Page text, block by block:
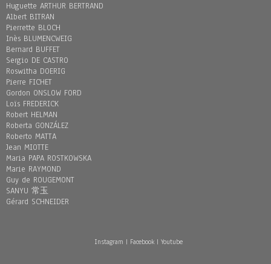
Huguette ARTHUR BERTRAND
Albert BITRAN
Pierrette BLOCH
Inès BLUMENCWEIG
Bernard BUFFET
Sergio DE CASTRO
Roswitha DOERIG
Pierre FICHET
Gordon ONSLOW FORD
Loïs FREDERICK
Robert HELMAN
Roberta GONZÁLEZ
Roberto MATTA
Jean MIOTTE
Maria PAPA ROSTKOWSKA
Marie RAYMOND
Guy de ROUGEMONT
SANYU 常玉
Gérard SCHNEIDER
Instagram | Facebook| Youtube